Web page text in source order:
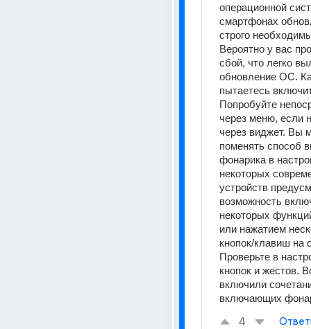
операционной
смартфонах
строго
Вероятно у вас
сбой, что легко
обновление ОС.
пытаетесь
Попробуйте
через меню, если
через виджет. Вы
поменять способ
фонарика в
некоторых
устройств
возможность
некоторых
или нажатием
кнопок/клавиш на
Проверьте в
кнопок и жестов.
включили
включающих
4